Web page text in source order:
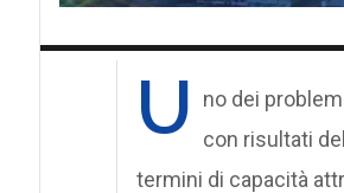
U no dei
con risultati
termini di capacità